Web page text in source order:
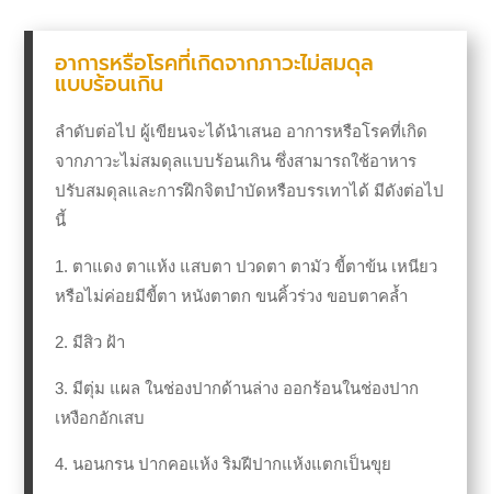
อาการหรือโรคที่เกิดจากภาวะไม่สมดุล
แบบร้อนเกิน
ลำดับต่อไป ผู้เขียนจะได้นำเสนอ อาการหรือโรคที่เกิด
จากภาวะไม่สมดุลแบบร้อนเกิน ซึ่งสามารถใช้อาหาร
ปรับสมดุลและการฝึกจิตบำบัดหรือบรรเทาได้ มีดังต่อไป
นี้
1. ตาแดง ตาแห้ง แสบตา ปวดตา ตามัว ขี้ตาข้น เหนียว
หรือไม่ค่อยมีขี้ตา หนังตาตก ขนคิ้วร่วง ขอบตาคล้ำ
2. มีสิว ฝ้า
3. มีตุ่ม แผล ในช่องปากด้านล่าง ออกร้อนในช่องปาก
เหงือกอักเสบ
4. นอนกรน ปากคอแห้ง ริมฝีปากแห้งแตกเป็นขุย